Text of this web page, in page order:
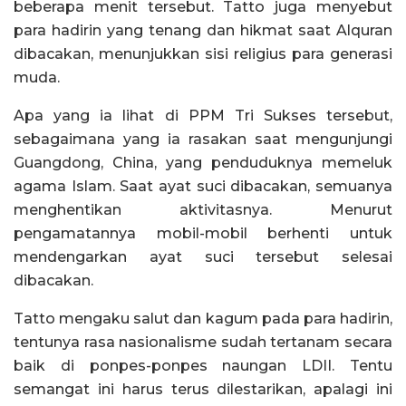
beberapa menit tersebut. Tatto juga menyebut
para hadirin yang tenang dan hikmat saat Alquran
dibacakan, menunjukkan sisi religius para generasi
muda.
Apa yang ia lihat di PPM Tri Sukses tersebut,
sebagaimana yang ia rasakan saat mengunjungi
Guangdong, China, yang penduduknya memeluk
agama Islam. Saat ayat suci dibacakan, semuanya
menghentikan aktivitasnya. Menurut
pengamatannya mobil-mobil berhenti untuk
mendengarkan ayat suci tersebut selesai
dibacakan.
Tatto mengaku salut dan kagum pada para hadirin,
tentunya rasa nasionalisme sudah tertanam secara
baik di ponpes-ponpes naungan LDII. Tentu
semangat ini harus terus dilestarikan, apalagi ini